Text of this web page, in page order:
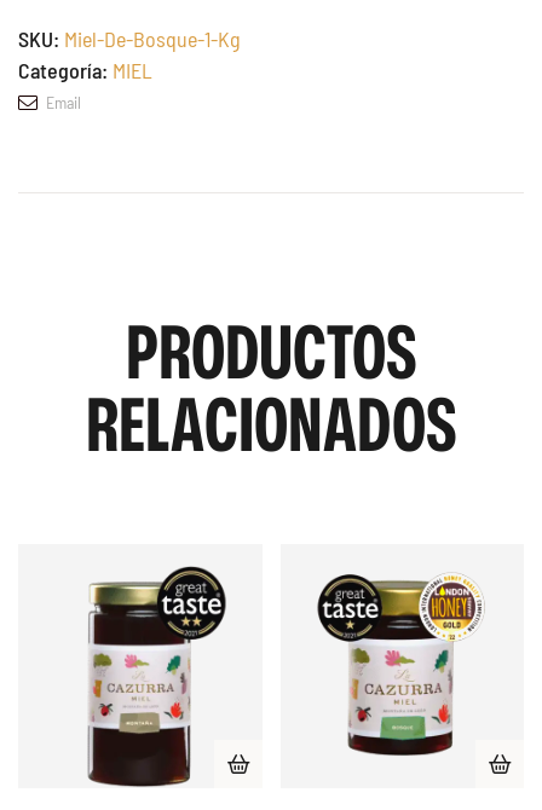
SKU: Miel-De-Bosque-1-Kg
Categoría: MIEL
Email
PRODUCTOS
RELACIONADOS